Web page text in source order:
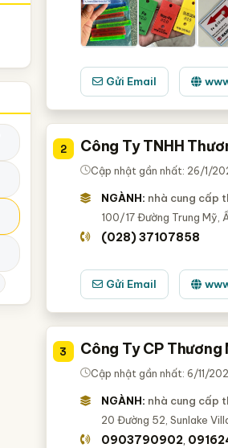
Gửi Email
2 Công Ty TNHH
Cập nhật gần nhất: 26/1/
NGÀNH: nhà cung cấp
100/17 Đường Trung Mỹ,
(028) 37107858
Gửi Email
3 Công Ty CP Thương
Cập nhật gần nhất: 6/11/
NGÀNH: nhà cung cấp
20 Đường 52, Sunlake
0903790902